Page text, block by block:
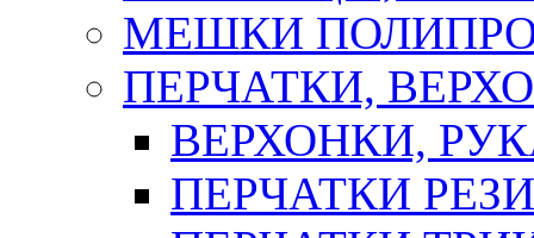
МЕШКИ
ПЕРЧАТКИ,
ВЕРХОНКИ,
ПЕРЧАТКИ